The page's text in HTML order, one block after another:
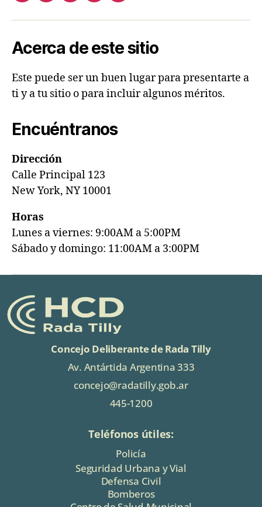
Acerca de este sitio
Este puede ser un buen lugar para presentarte a
ti y a tu sitio o para incluir algunos méritos.
Encuéntranos
Dirección
Calle Principal 123
New York, NY 10001
Horas
Lunes a viernes: 9:00AM a 5:00PM
Sábado y domingo: 11:00AM a 3:00PM
Concejo Deliberante de Rada Tilly
Av. Antártida Argentina 333
concejo@radatilly.gob.ar
445-1200
Teléfonos útiles:
Policía
Seguridad Urbana y Vial
Defensa Civil
Bomberos